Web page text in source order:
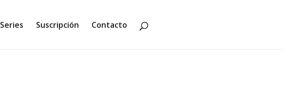
Series Suscripción Contacto